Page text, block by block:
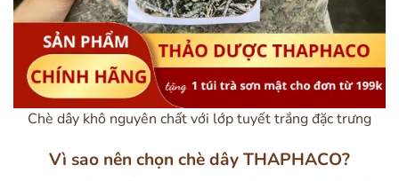
Chè dây khô nguyên chất với lớp tuyết trắng đặc trưng
Vì sao nên chọn chè dây THAPHACO?